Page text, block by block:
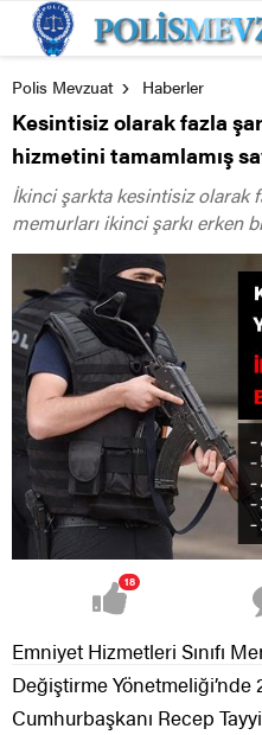
Polis Mevzuat Haberler
Kesintisiz olarak fazla
hizmetini tamamlamış
İkinci şarkta kesintisiz olarak
memurları ikinci şarkı erken
18
Emniyet Hizmetleri Sınıfı
Değiştirme
Cumhurbaşkanı Recep